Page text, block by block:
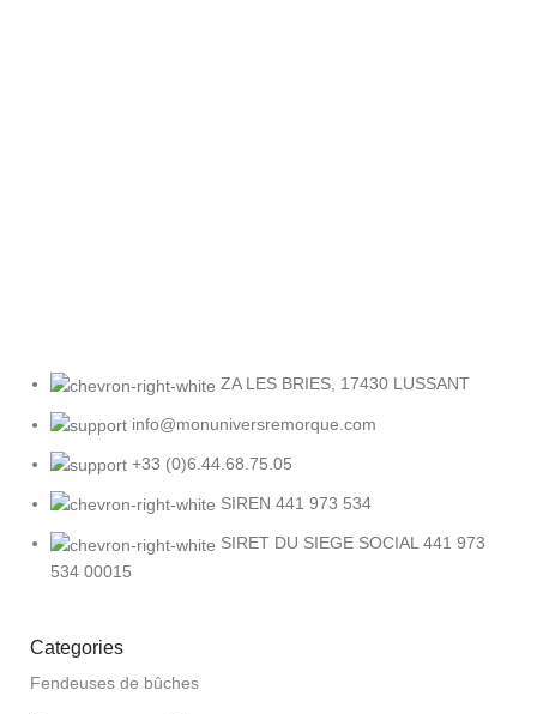
ZA LES BRIES, 17430 LUSSANT
info@monuniversremorque.com
+33 (0)6.44.68.75.05
SIREN 441 973 534
SIRET DU SIEGE SOCIAL 441 973
534 00015
Categories
Fendeuses de bûches